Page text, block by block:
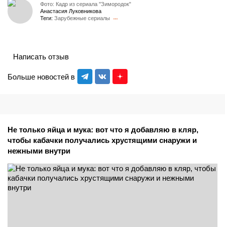
Фото: Кадр из сериала "Зимородок"
Анастасия Луковникова
Теги: Зарубежные сериалы
Больше новостей в
Написать отзыв
Не только яйца и мука: вот что я добавляю в кляр,
чтобы кабачки получались хрустящими снаружи и
нежными внутри